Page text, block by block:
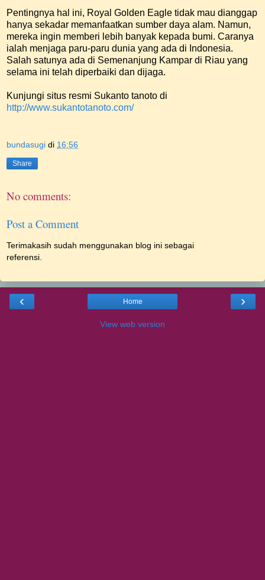
Pentingnya hal ini, Royal Golden Eagle tidak mau dianggap
hanya sekadar memanfaatkan sumber daya alam. Namun,
mereka ingin memberi lebih banyak kepada bumi. Caranya
ialah menjaga paru-paru dunia yang ada di Indonesia.
Salah satunya ada di Semenanjung Kampar di Riau yang
selama ini telah diperbaiki dan dijaga.
Kunjungi situs resmi Sukanto tanoto di
http://www.sukantotanoto.com/
bundasugi di 16:56
Share
No comments:
Post a Comment
Terimakasih sudah menggunakan blog ini sebagai
referensi.
‹ ›
Home
View web version